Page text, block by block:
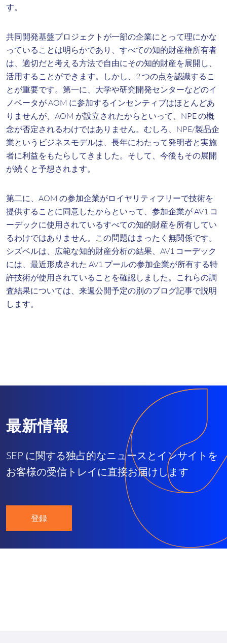
す。
共同開発基盤プロジェクトが一部の企業にとって理にかな
っていることは明らかであり、すべての知的財産権所有者
は、適切だと考える方法で自由にその知的財産を展開し、
活用することができます。しかし、2 つの点を認識するこ
とが重要です。第一に、大学や研究開発センターなどのイ
ノベータが AOM に参加するインセンティブはほとんどあ
りませんが、AOM が設立されたからといって、NPE の概
念が否定されるわけではありません。むしろ、NPE/製品企
業というビジネスモデルは、長年にわたって発明者と実施
者に利益をもたらしてきました。そして、今後もその展開
が続くと予想されます。
第二に、AOM の参加企業がロイヤリティフリーで技術を
提供することに同意したからといって、参加企業が AV1 コ
ーデックに使用されているすべての知的財産を所有してい
るわけではありません。この問題はまったく無関係です。
シズベルは、広範な知的財産分析の結果、AV1 コーデック
には、最近形成された AV1 プールの参加企業が所有する特
許技術が使用されていることを確認しました。これらの調
査結果については、来週公開予定の別のブログ記事で説明
します。
最新情報
SEP に関する独占的なニュースとインサイトを
お客様の受信トレイに直接お届けします
登録